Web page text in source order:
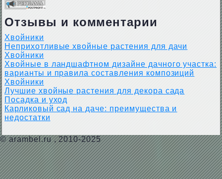
Отзывы и комментарии
Хвойники
Неприхотливые хвойные растения для дачи
Хвойники
Хвойные в ландшафтном дизайне дачного участка:
варианты и правила составления композиций
Хвойники
Лучшие хвойные растения для декора сада
Посадка и уход
Карликовый сад на даче: преимущества и
недостатки
© arambel.ru, 2010-2025